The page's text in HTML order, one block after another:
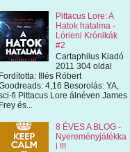
Pittacus Lore: A
Hatok hatalma -
Lórieni Krónikák
#2
Cartaphilus Kiadó
2011 304 oldal
Fordította: Illés Róbert
4,16 Besorolás: YA,
fi Pittacus Lore álnéven James
Frey és...
8 ÉVES A BLOG -
Nyereményjátékka
l !!!